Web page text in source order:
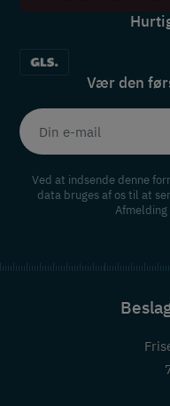
Vær den
Ved at indsende denne
data bruges af os til at